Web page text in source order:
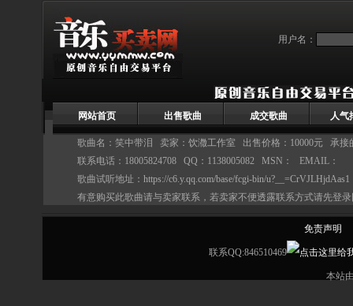
用户名：
网站首页 出售歌曲 成交歌曲 人气
歌曲名：笑中带泪 卖家： 饮瀓工作室 出售价格：10000元 承接
联系电话：18005824708 QQ：1138005082 MSN： EMAIL：
歌曲试听地址： https://c6.y.qq.com/base/fcgi-bin/u?__=CrVJLHjdAas1
有意购买此歌曲请与卖家联系，若卖家不便透露联系方式请先登
免责声明
联系QQ:846510469
本站